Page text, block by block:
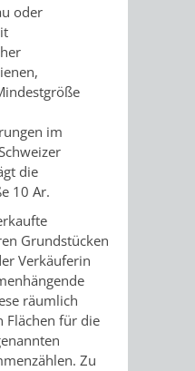
FÜR
SOZIALE
oder
im
die
10 Ar.
Grundstücken
Verkäuferin
räumlich
Flächen für die
Zu